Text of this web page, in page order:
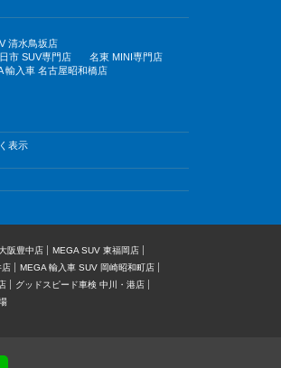
清水鳥坂店
市 SUV専門店
名東 MINI専門店
輸入車 名古屋昭和橋店
表示
阪豊中店
MEGA SUV 東福岡店
店
MEGA 輸入車 SUV 岡崎昭和町店
グッドスピード車検 中川・港店